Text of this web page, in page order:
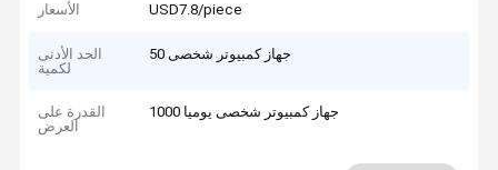
الأسعار USD7.8/piece
الحد الأدنى
لكمية
50 جهاز كمبيوتر شخصى
القدرة على
العرض
1000 جهاز كمبيوتر شخصى يوميا